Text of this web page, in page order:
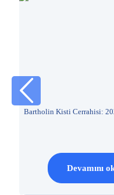
Bartholin Kisti Cerrahisi:
Devamını